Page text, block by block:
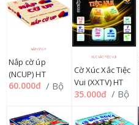
Nắp cờ úp
(NCUP) HT
60.000đ / Bộ
Cờ Xúc Xắc Tiệc
Vui (XXTV) HT
35.000đ / Bộ